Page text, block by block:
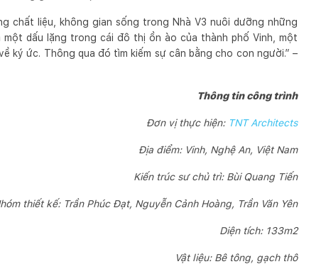
chất liệu, không gian sống trong Nhà V3 nuôi dưỡng những
dấu lặng trong cái đô thị ồn ào của thành phố Vinh, một
ký ức. Thông qua đó tìm kiếm sự cân bằng cho con người.” –
Thông tin công trình
Đơn vị thực hiện: TNT Architects
Địa điểm: Vinh, Nghệ An, Việt Nam
Kiến trúc sư chủ trì: Bùi Quang Tiến
thiết kế: Trần Phúc Đạt, Nguyễn Cảnh Hoàng, Trần Văn Yên
Diện tích: 133m2
Vật liệu: Bê tông, gạch thô